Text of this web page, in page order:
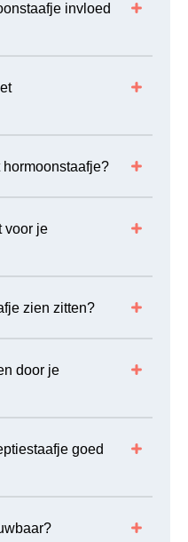
invloed
voor je
zien zitten?
door je
goed